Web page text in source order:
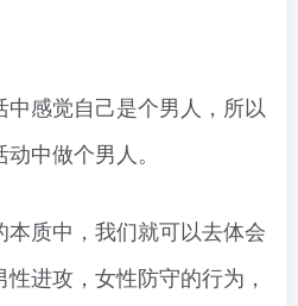
感觉自己是个男人，所以
中做个男人。
质中，我们就可以去体会
进攻，女性防守的行为，